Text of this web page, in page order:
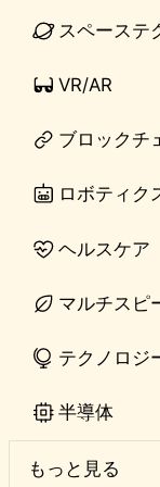
スペーステ
VR/AR
ブロックチ
ロボティク
ヘルスケア
マルチスピ
テクノロジ
半導体
もっと見る